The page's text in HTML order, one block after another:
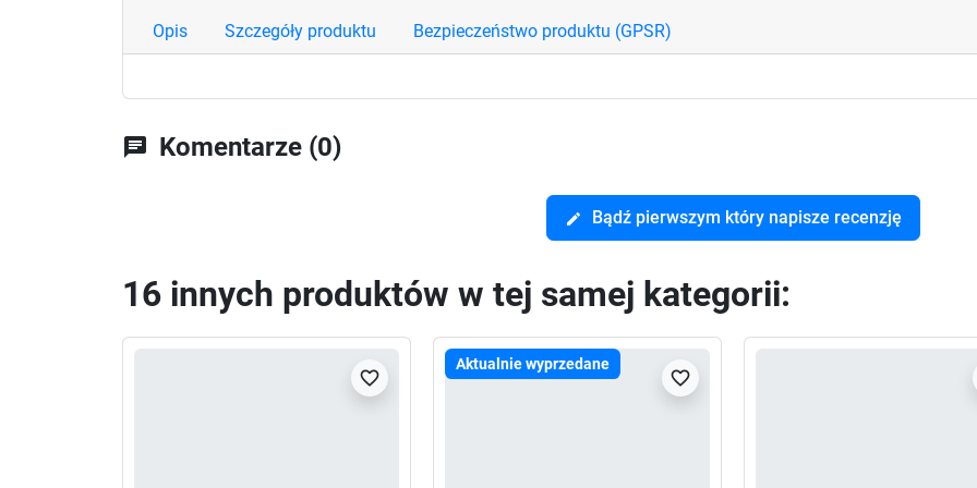
Opis Szczegóły produktu Bezpieczeństwo produktu (GPSR)
chat Komentarze (0)
edit Bądź pierwszym który napisze recenzję
16 innych produktów w tej samej kategorii:
favorite_border
Aktualnie wyprzedane
favorite_border